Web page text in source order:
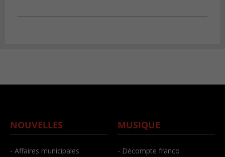
NOUVELLES
- Affaires municipales
MUSIQUE
- Décompte franco